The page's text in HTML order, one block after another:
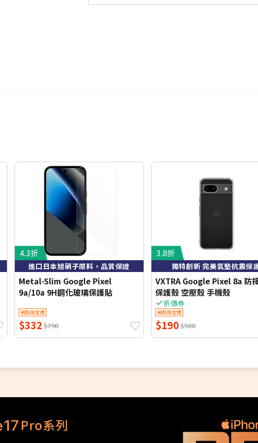
4.3折
進口日本旭硝子原料，品質保證
Metal-Slim Google Pixel
9a/10a 9H鋼化玻璃保護貼
網路限定價
$332$790
3.8折
獨特創新 完美氣墊抗震保
VXTRA Google Pixel 8a 防
保護殼 空壓殼 手機殼
折價券
網路限定價
$190 $500